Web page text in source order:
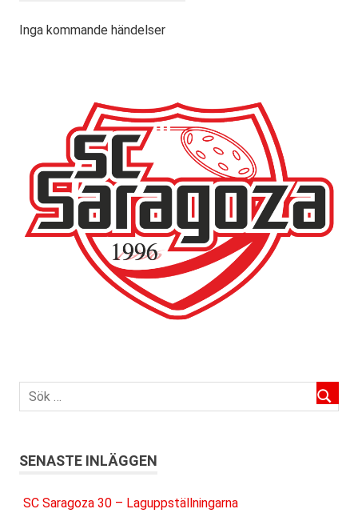
Inga kommande händelser
SENASTE INLÄGGEN
SC Saragoza 30 – Laguppställningarna